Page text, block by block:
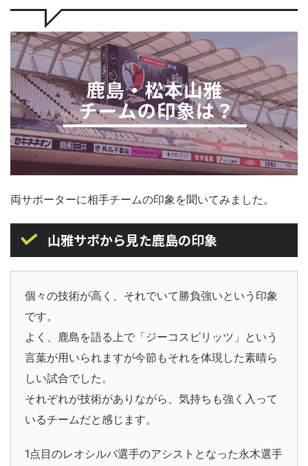
両サポーターに相手チームの印象を聞いてみました。
山雅サポから見た鹿島の印象
個々の技術が高く、それでいて勝負強いという印象
です。
よく、鹿島を語る上で「ジーコスピリッツ」という
言葉が用いられますが今節もそれを体現した素晴ら
しい試合でした。
それぞれが技術がありながら、気持ちも強く入って
いるチームだと感じます。
1点目のレオシルバ選手のアシストとなった永木選手